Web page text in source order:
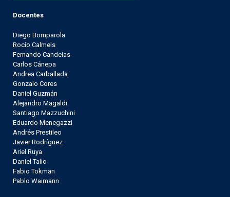
Docentes
Diego Bomparola
Rocío Calmels
Fernando Candeias
Carlos Cánepa
Andrea Carballada
Gonzalo Cores
Daniel Guzmán
Alejandro Magaldi
Santiago Mazzuchini
Eduardo Menegazzi
Andrés Prestileo
Javier Rodríguez
Ariel Ruya
Daniel Talio
Fabio Tokman
Pablo Waimann